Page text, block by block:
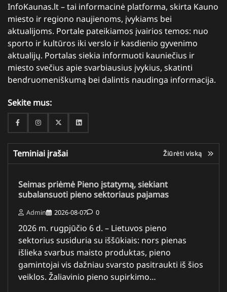
InfoKaunas.lt – tai informacinė platforma, skirta Kauno
miesto ir regiono naujienoms, įvykiams bei
aktualijoms. Portale pateikiamos įvairios temos: nuo
sporto ir kultūros iki verslo ir kasdienio gyvenimo
aktualijų. Portalas siekia informuoti kauniečius ir
miesto svečius apie svarbiausius įvykius, skatinti
bendruomeniškumą bei dalintis naudinga informacija.
Sekite mus:
FacebookInstagramTwitterLinkedin
Teminiai įrašai Žiūrėti viską
Seimas priėmė Pieno įstatymą, siekiant
subalansuoti pieno sektoriaus pajamas
Admin 2026-08-07 0
2026 m. rugpjūčio 6 d. – Lietuvos pieno
sektorius susiduria su iššūkiais: nors pienas
išlieka svarbus maisto produktas, pieno
gamintojai vis dažniau svarsto pasitraukti iš šios
veiklos. Žaliavinio pieno supirkimo…